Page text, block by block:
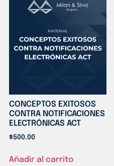
CONCEPTOS EXITOSOS
CONTRA NOTIFICACIONES
ELECTRÓNICAS ACT
$500.00
Añadir al carrito